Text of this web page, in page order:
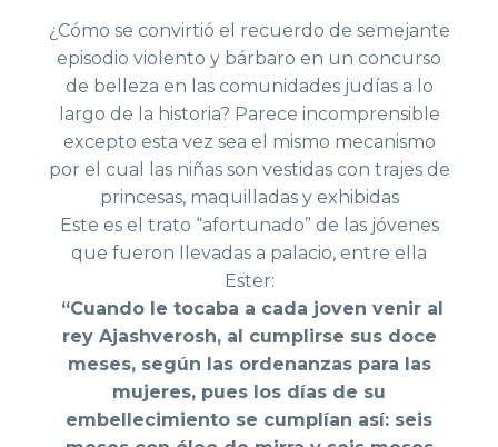
¿Cómo se convirtió el recuerdo de semejante
episodio violento y bárbaro en un concurso
de belleza en las comunidades judías a lo
largo de la historia? Parece incomprensible
excepto esta vez sea el mismo mecanismo
por el cual las niñas son vestidas con trajes de
princesas, maquilladas y exhibidas
Este es el trato “afortunado” de las jóvenes
que fueron llevadas a palacio, entre ella
Ester:
“Cuando le tocaba a cada joven venir al
rey Ajashverosh, al cumplirse sus doce
meses, según las ordenanzas para las
mujeres, pues los días de su
embellecimiento se cumplían así: seis